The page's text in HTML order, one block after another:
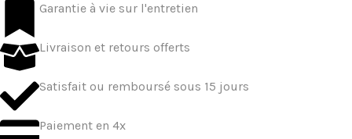
Garantie à vie sur l'entretien
Livraison et retours offerts
Satisfait ou remboursé sous 15 jours
Paiement en 4x